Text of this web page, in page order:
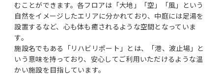
むことができます。各フロアは「大地」「空」「風」という
自然をイメージしたエリアに分かれており、中庭には足湯を
設置するなど、心も体も癒されるような空間となっていま
す。
施設名でもある「リハビリポート」とは、「港、波止場」と
いう意味を持っており、安心してご利用いただけるような温
かい施設を目指しています。